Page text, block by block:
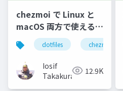
chezmoi で Linux と
macOS 両方で使える
dotfiles を作る
dotfiles chezmoi
Iosif
Takakura
12.9K